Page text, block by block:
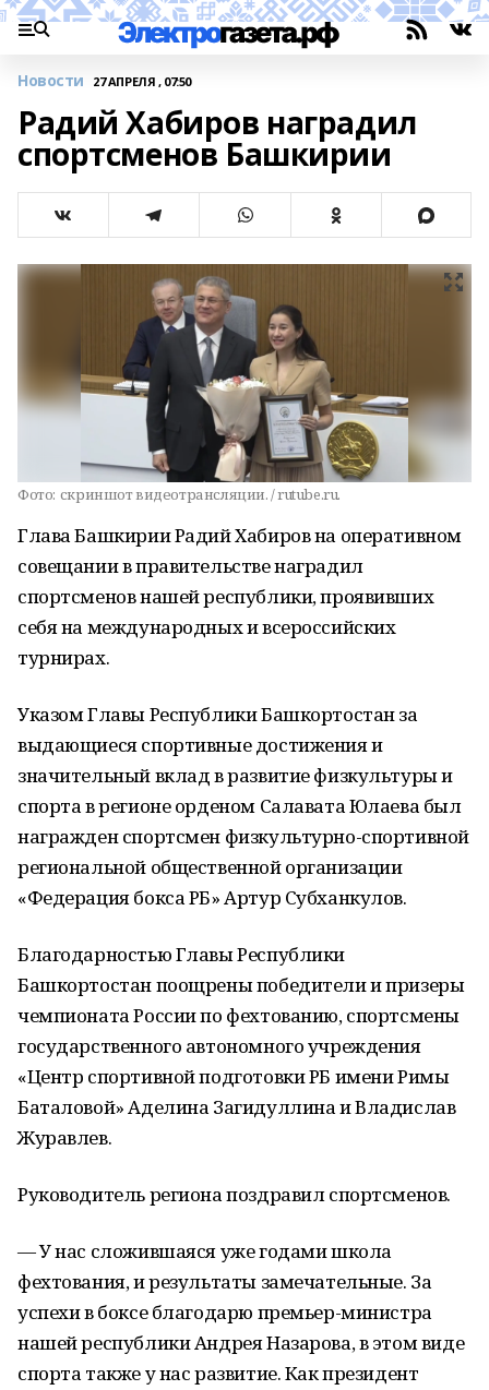
Новости 27 АПРЕЛЯ , 07:50
Радий Хабиров наградил
спортсменов Башкирии
Фото: скриншот видеотрансляции. / rutube.ru.
Глава Башкирии Радий Хабиров на оперативном
совещании в правительстве наградил
спортсменов нашей республики, проявивших
себя на международных и всероссийских
турнирах.
Указом Главы Республики Башкортостан за
выдающиеся спортивные достижения и
значительный вклад в развитие физкультуры и
спорта в регионе орденом Салавата Юлаева был
награжден спортсмен физкультурно-спортивной
региональной общественной организации
«Федерация бокса РБ» Артур Субханкулов.
Благодарностью Главы Республики
Башкортостан поощрены победители и призеры
чемпионата России по фехтованию, спортсмены
государственного автономного учреждения
«Центр спортивной подготовки РБ имени Римы
Баталовой» Аделина Загидуллина и Владислав
Журавлев.
Руководитель региона поздравил спортсменов.
— У нас сложившаяся уже годами школа
фехтования, и результаты замечательные. За
успехи в боксе благодарю премьер-министра
нашей республики Андрея Назарова, в этом виде
спорта также у нас развитие. Как президент